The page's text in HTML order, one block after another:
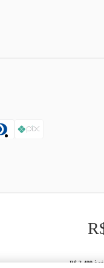
R$ 3.499 à
para
e condições